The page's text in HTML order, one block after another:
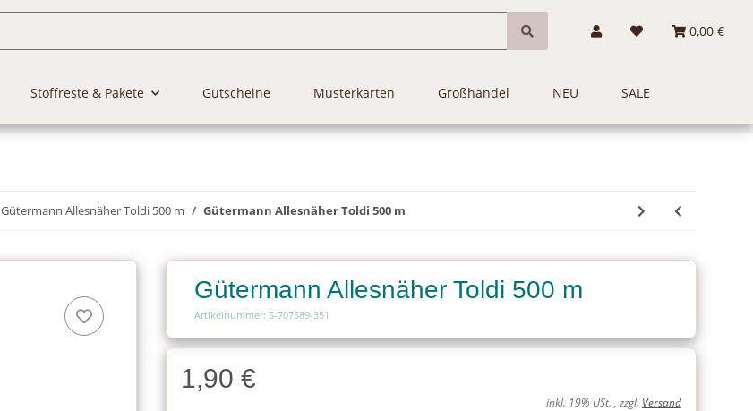
0,00 €
Stoffreste & Pakete Gutscheine Musterkarten Großhandel NEU SALE
Gütermann Allesnäher Toldi 500 m Gütermann Allesnäher Toldi 500 m
Gütermann Allesnäher Toldi 500 m
Artikelnummer: S-707589-351
1,90 €
inkl. 19% USt. , zzgl. Versand